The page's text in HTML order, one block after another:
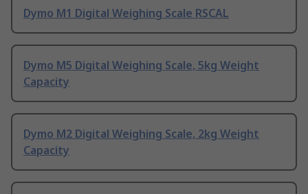
Dymo M1 Digital Weighing Scale RSCAL
Dymo M5 Digital Weighing Scale, 5kg Weight
Capacity
Dymo M2 Digital Weighing Scale, 2kg Weight
Capacity